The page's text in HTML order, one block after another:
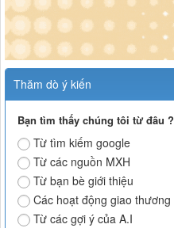
Thăm dò ý kiến
Bạn tìm thấy chúng tôi từ đâu ?
Từ tìm kiếm google
Từ các nguồn MXH
Từ bạn bè giới thiệu
Các hoạt động giao thương
Từ các gợi ý của A.I